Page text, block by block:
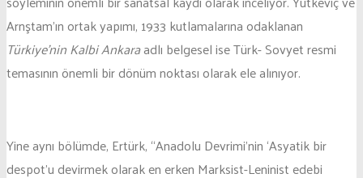
Arnştam’ın ortak yapımı, 1933 kutlamalarına odaklanan
Türkiye’nin Kalbi Ankaraadlı belgesel ise Türk- Sovyet resmi
temasının önemli bir dönüm noktası olarak ele alınıyor.
Yine aynı bölümde, Ertürk, “Anadolu Devrimi’nin ‘Asyatik bir
despot’u devirmek olarak en erken Marksist-Leninist edebi